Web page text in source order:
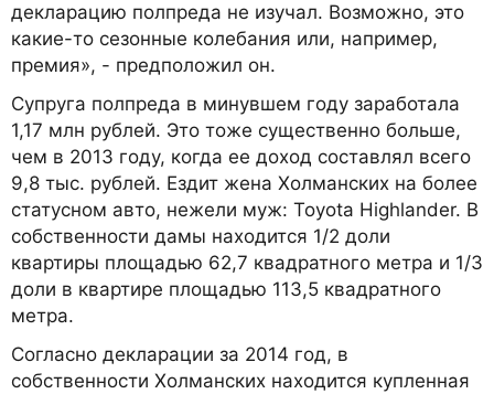
декларацию полпреда не изучал. Возможно, это
какие-то сезонные колебания или, например,
премия», - предположил он.
Супруга полпреда в минувшем году заработала
1,17 млн рублей. Это тоже существенно больше,
чем в 2013 году, когда ее доход составлял всего
9,8 тыс. рублей. Ездит жена Холманских на более
статусном авто, нежели муж: Toyota Highlander. В
собственности дамы находится 1/2 доли
квартиры площадью 62,7 квадратного метра и 1/3
доли в квартире площадью 113,5 квадратного
метра.
Согласно декларации за 2014 год, в
собственности Холманских находится купленная